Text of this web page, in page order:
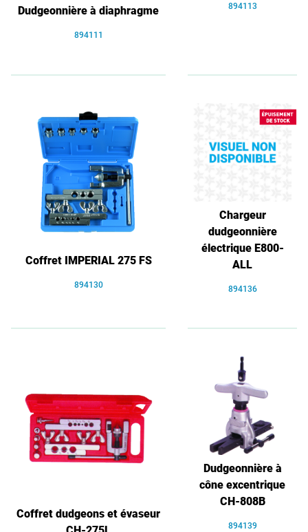
Dudgeonnière à diaphragme
894111
894113
Coffret IMPERIAL 275 FS
894130
Chargeur
dudgeonnière
électrique E800-
ALL
894136
Coffret dudgeons et évaseur
Dudgeonnière à
cône excentrique
CH-808B
894139